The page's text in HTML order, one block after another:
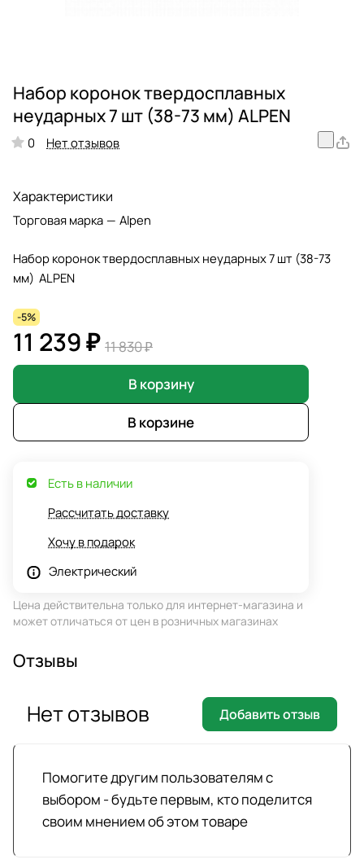
Набор коронок твердосплавных
неударных 7 шт (38-73 мм) ALPEN
0 Нет отзывов
Характеристики
Торговая марка — Alpen
Набор коронок твердосплавных неударных 7 шт (38-73
мм) ALPEN
-5%
11 239 ₽ 11 830 ₽
В корзину
В корзине
Есть в наличии
Рассчитать доставку
Хочу в подарок
Электрический
Цена действительна только для интернет-магазина и
может отличаться от цен в розничных магазинах
Отзывы
Помогите другим пользователям с
выбором - будьте первым, кто поделится
своим мнением об этом товаре
Нет отзывов Добавить отзыв